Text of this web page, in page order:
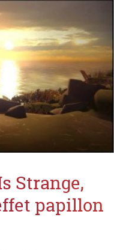
Strange,
papillon